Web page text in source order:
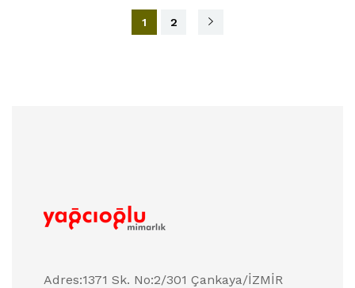
1 2
Adres:1371 Sk. No:2/301 Çankaya/İZMİR